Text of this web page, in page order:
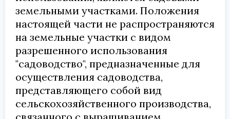
земельными участками. Положения
настоящей части не распространяются
на земельные участки с видом
разрешенного использования
"садоводство", предназначенные для
осуществления садоводства,
представляющего собой вид
сельскохозяйственного производства,